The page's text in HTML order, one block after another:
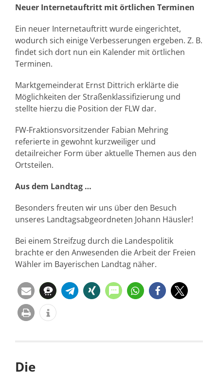
Neuer Internetauftritt mit örtlichen Terminen
Ein neuer Internetauftritt wurde eingerichtet,
wodurch sich einige Verbesserungen ergeben. Z. B.
findet sich dort nun ein Kalender mit örtlichen
Terminen.
Marktgemeinderat Ernst Dittrich erklärte die
Möglichkeiten der Straßenklassifizierung und
stellte hierzu die Position der FLW dar.
FW-Fraktionsvorsitzender Fabian Mehring
referierte in gewohnt kurzweiliger und
detailreicher Form über aktuelle Themen aus den
Ortsteilen.
Aus dem Landtag …
Besonders freuten wir uns über den Besuch
unseres Landtagsabgeordneten Johann Häusler!
Bei einem Streifzug durch die Landespolitik
brachte er den Anwesenden die Arbeit der Freien
Wähler im Bayerischen Landtag näher.
Die